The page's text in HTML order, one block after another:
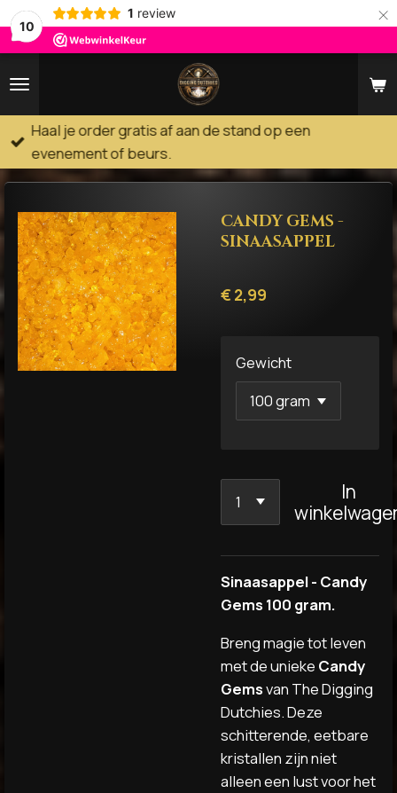
10
1 review ×
Haal je order gratis af aan de stand op een
evenement of beurs.
CANDY GEMS -
SINAASAPPEL
€ 2,99
Gewicht
In
Sinaasappel - Candy
Gems 100 gram.
Breng magie tot leven
met de unieke Candy
Gemsvan The Digging
Dutchies. Deze
schitterende, eetbare
kristallen zijn niet
alleen een lust voor het